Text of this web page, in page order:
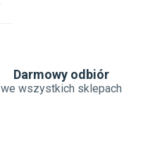
Darmowy odbiór
we wszystkich sklepach